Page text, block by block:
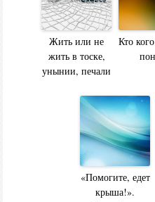
Жить или не
жить в тоске,
унынии, печали
Кто
«Помогите, едет
крыша!».